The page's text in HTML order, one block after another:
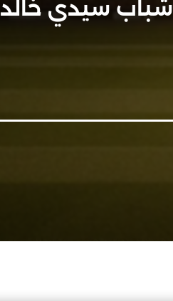
شباب سيدي خالد